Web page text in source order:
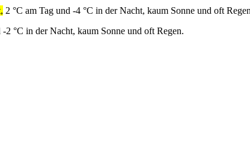
2 °C am Tag und -4 °C in der Nacht, kaum Sonne und oft
-2 °C in der Nacht, kaum Sonne und oft Regen.